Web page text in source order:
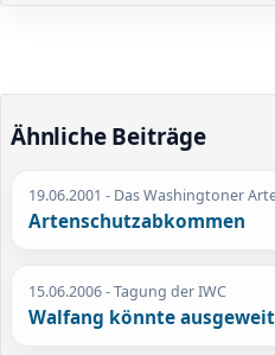
Ähnliche Beiträge
19.06.2001 - Das Washingtoner
Artenschutzabkommen
15.06.2006- Tagung der IWC
Walfang könnte